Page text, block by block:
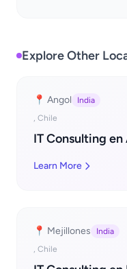
Explore Other
📍 Angol
India
, Chile
IT Consulting en
Learn More
📍 Mejillones
India
, Chile